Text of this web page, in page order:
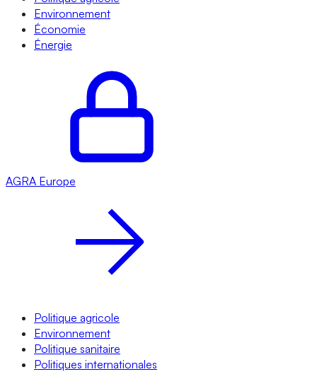
Environnement
Économie
Énergie
AGRA Europe
Politique agricole
Environnement
Politique sanitaire
Politiques internationales